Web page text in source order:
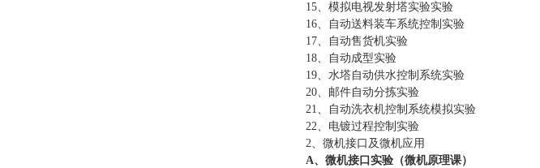
15、 模拟电视发射塔实验实验
16、
自动送料装车系统控制实验
17、
自动售货机实验
18、
自动成型实验
19、 水塔自动供水控制系统实验
20、 邮件自动分拣实验
21、
自动洗衣机控制系统模拟实验
22、 电镀过程控制实验
2、微机接口及微机应用
A、微机接口实验（微机原理课）